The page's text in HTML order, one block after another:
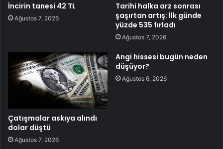
İncirin tanesi 42 TL
Ağustos 7, 2026
Tarihi halka arz sonrası
şaşırtan artış: İlk günde
yüzde 535 fırladı
Ağustos 7, 2026
Çatışmalar askıya alındı
dolar düştü
Ağustos 7, 2026
Angi hissesi bugün neden
düşüyor?
Ağustos 6, 2026